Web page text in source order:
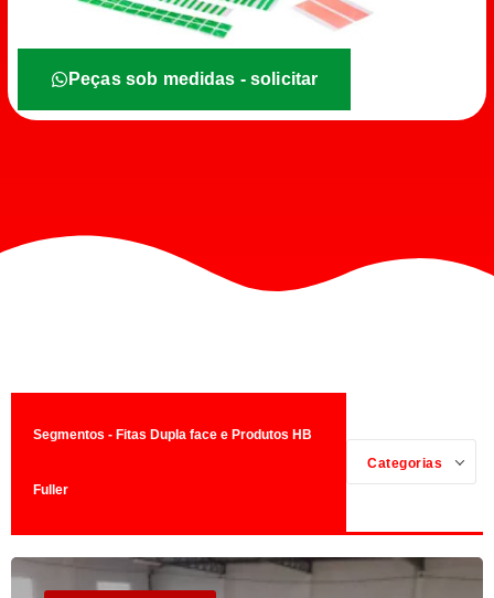
Peças sob medidas - solicitar
Segmentos - Fitas Dupla face e Produtos HB
Fuller
Categorias